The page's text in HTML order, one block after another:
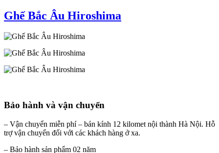
Ghế Bắc Âu Hiroshima
Bảo hành và vận chuyển
– Vận chuyển miễn phí – bán kính 12 kilomet nội thành Hà Nội. Hỗ
trợ vận chuyển đối với các khách hàng ở xa.
– Bảo hành sản phẩm 02 năm